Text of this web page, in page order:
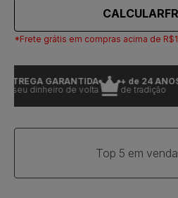
CALCULAR
*Frete grátis em compras acima de
GARANTIDA
seu dinheiro de volta
+ de 24 ANOS
de tradição
Top 5 em